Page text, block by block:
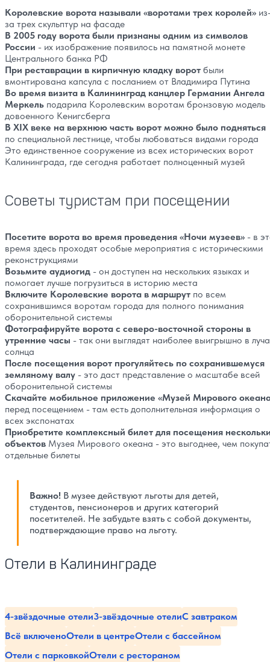
Королевские ворота называли «воротами трех королей»
за трех скульптур на фасаде
В 2005 году ворота были признаны одним из символов
России - их изображение появилось на памятной монете
Центрального банка РФ
При реставрации в кирпичную кладку ворот были
вмонтирована капсула с посланием от Владимира Путина
Во время визита в Калининград канцлер Германии Ангела
Меркель подарила Королевским воротам бронзовую модель
довоенного Кенигсберга
В XIX веке на верхнюю часть ворот можно было подняться
по специальной лестнице, чтобы любоваться видами города
Это единственное сооружение из всех исторических ворот
Калининграда, где сегодня работает полноценный музей
Советы туристам при посещении
Посетите ворота во время проведения «Ночи музеев» - в
время здесь проходят особые мероприятия с историческими
реконструкциями
Возьмите аудиогид - он доступен на нескольких языках и
помогает лучше погрузиться в историю места
Включите Королевские ворота в маршрут по всем
сохранившимся воротам города для полного понимания
оборонительной системы
Фотографируйте ворота с северо-восточной стороны в
утренние часы - так они выглядят наиболее выигрышно в
солнца
После посещения ворот прогуляйтесь по сохранившемуся
земляному валу - это даст представление о масштабе всей
оборонительной системы
Скачайте мобильное приложение «Музей Мирового
перед посещением - там есть дополнительная информация о
всех экспонатах
Приобретите комплексный билет для посещения
объектов Музея Мирового океана - это выгоднее, чем
отдельные билеты
Важно! В музее действуют льготы для детей,
студентов, пенсионеров и других категорий
посетителей. Не забудьте взять с собой документы,
подтверждающие право на льготу.
Отели в Калининграде
4-звёздочные отели3-звёздочные отелиС завтраком
Всё включеноОтели в центреОтели с бассейном
Отели с парковкойОтели с рестораном